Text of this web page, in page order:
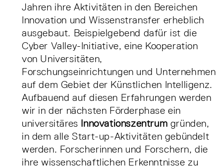
Jahren ihre Aktivitäten in den Bereichen
Innovation und Wissenstransfer erheblich
ausgebaut. Beispielgebend dafür ist die
Cyber Valley-Initiative, eine Kooperation
von Universitäten,
Forschungseinrichtungen und Unternehmen
auf dem Gebiet der Künstlichen Intelligenz.
Aufbauend auf diesen Erfahrungen werden
wir in der nächsten Förderphase ein
universitäres Innovationszentrum gründen,
in dem alle Start-up-Aktivitäten gebündelt
werden. Forscherinnen und Forschern, die
ihre wissenschaftlichen Erkenntnisse zu